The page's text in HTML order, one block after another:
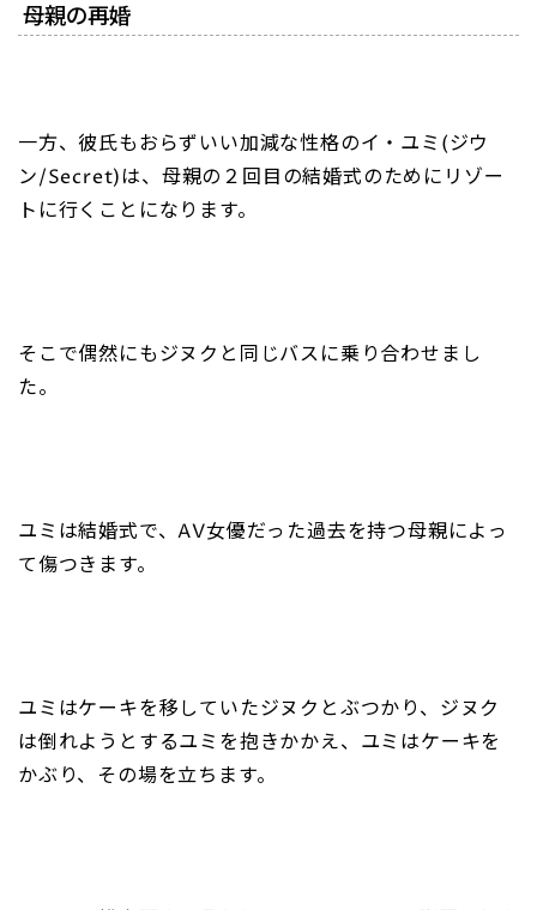
母親の再婚
一方、彼氏もおらずいい加減な性格のイ・ユミ(ジウ
ン/Secret)は、母親の２回目の結婚式のためにリゾー
トに行くことになります。
そこで偶然にもジヌクと同じバスに乗り合わせまし
た。
ユミは結婚式で、AV女優だった過去を持つ母親によっ
て傷つきます。
ユミはケーキを移していたジヌクとぶつかり、ジヌク
は倒れようとするユミを抱きかかえ、ユミはケーキを
かぶり、その場を立ちます。